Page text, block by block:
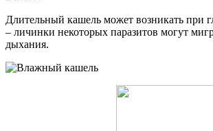
Длительный кашель может возникать при
– личинки некоторых паразитов могут
дыхания.